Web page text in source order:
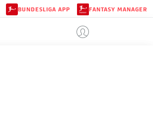
BUNDESLIGA APP FANTASY MANAGER